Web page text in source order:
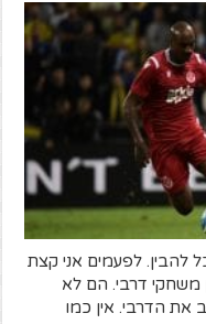
להבין. לפעמים אני קצת
משחקי דרבי. הם לא
את הדרבי. אין כמו